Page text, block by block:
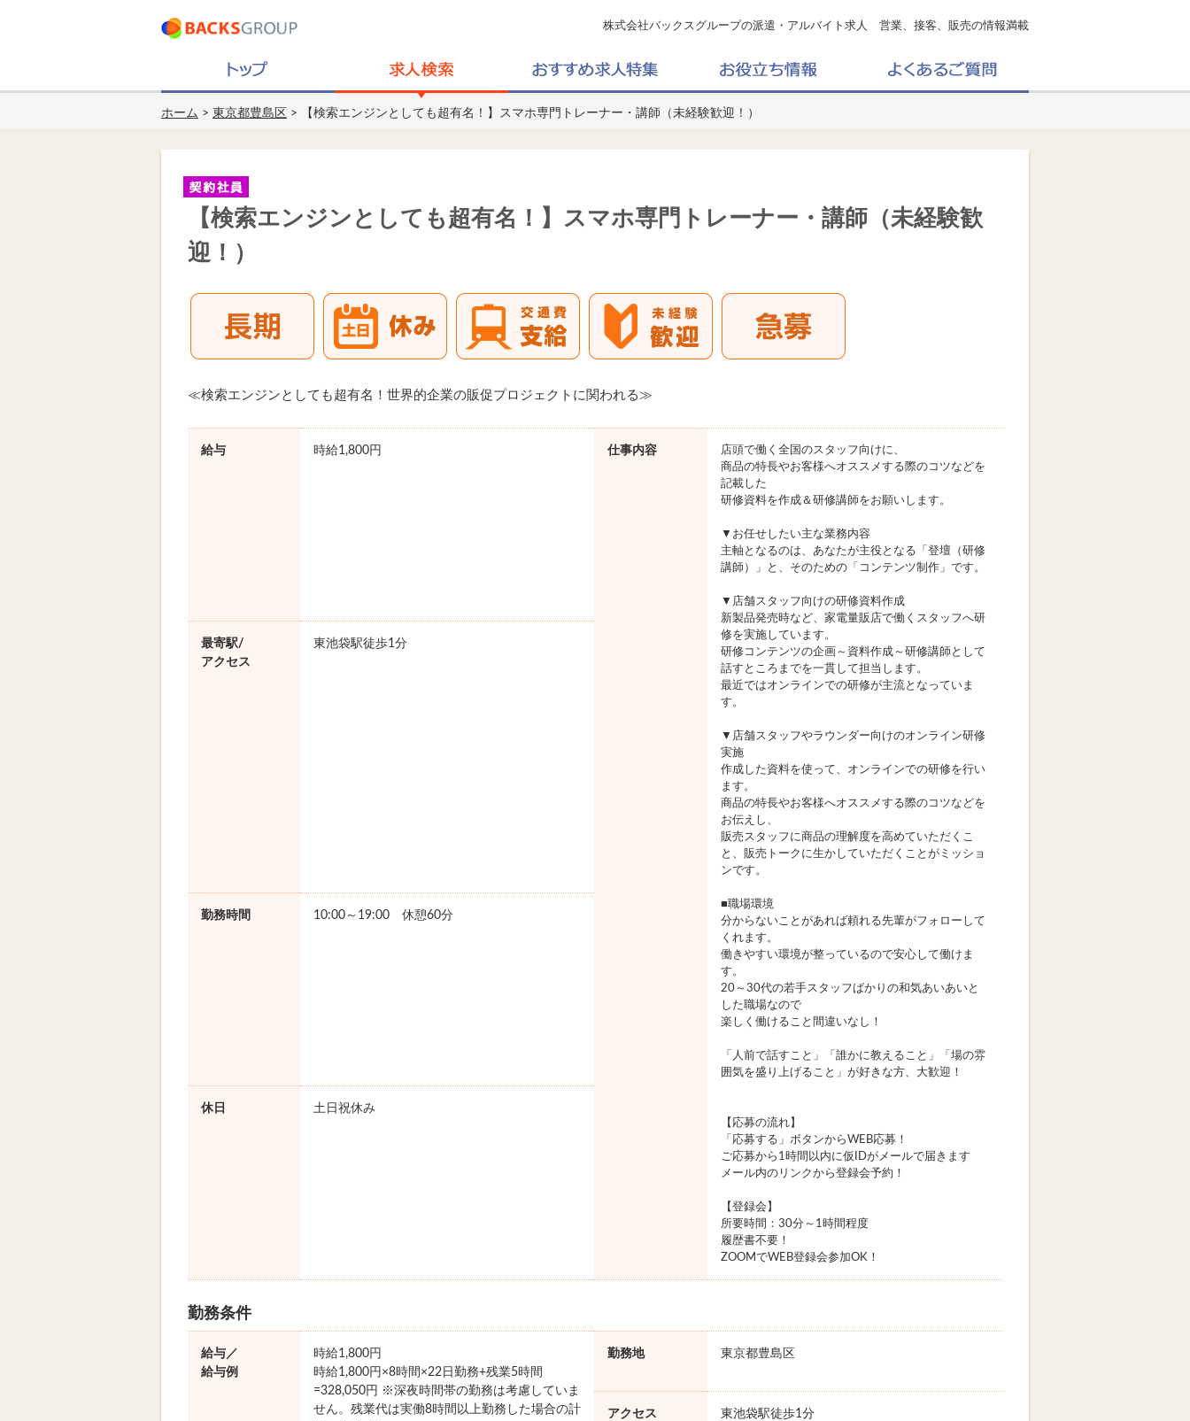
株式会社バックスグループの派遣・アルバイト求人 営業、接客、販売の情報満載
ホーム > 東京都豊島区 > 【検索エンジンとしても超有名！】スマホ専門トレーナー・講師（未経験歓迎！）
【検索エンジンとしても超有名！】スマホ専門トレーナー・講師（未経験歓
迎！）
≪検索エンジンとしても超有名！世界的企業の販促プロジェクトに関われる≫
給与 時給1,800円 仕事内容
店頭で働く全国のスタッフ向けに、
商品の特長やお客様へオススメする際のコツなどを
記載した
研修資料を作成＆研修講師をお願いします。
▼お任せしたい主な業務内容
主軸となるのは、あなたが主役となる「登壇（研修
講師）」と、そのための「コンテンツ制作」です。
▼店舗スタッフ向けの研修資料作成
新製品発売時など、家電量販店で働くスタッフへ研
修を実施しています。
研修コンテンツの企画～資料作成～研修講師として
話すところまでを一貫して担当します。
最近ではオンラインでの研修が主流となっていま
す。
▼店舗スタッフやラウンダー向けのオンライン研修
実施
作成した資料を使って、オンラインでの研修を行い
ます。
商品の特長やお客様へオススメする際のコツなどを
お伝えし、
販売スタッフに商品の理解度を高めていただくこ
と、販売トークに生かしていただくことがミッショ
ンです。
■職場環境
分からないことがあれば頼れる先輩がフォローして
くれます。
働きやすい環境が整っているので安心して働けま
す。
20～30代の若手スタッフばかりの和気あいあいと
した職場なので
楽しく働けること間違いなし！
「人前で話すこと」「誰かに教えること」「場の雰
囲気を盛り上げること」が好きな方、大歓迎！
【応募の流れ】
「応募する」ボタンからWEB応募！
ご応募から1時間以内に仮IDがメールで届きます
メール内のリンクから登録会予約！
【登録会】
所要時間：30分～1時間程度
履歴書不要！
ZOOMでWEB登録会参加OK！
最寄駅/
アクセス
東池袋駅徒歩1分
勤務時間 10:00～19:00 休憩60分
休日 土日祝休み
勤務条件
給与／
給与例
時給1,800円
時給1,800円×8時間×22日勤務+残業5時間
=328,050円 ※深夜時間帯の勤務は考慮していま
せん。残業代は実働8時間以上勤務した場合の計
勤務地 東京都豊島区
アクセス 東池袋駅徒歩1分